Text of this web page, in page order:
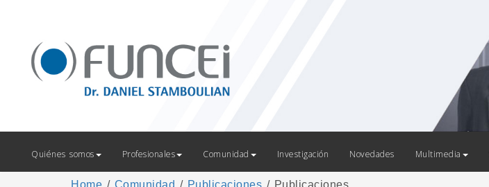
Quiénes somos Profesionales Comunidad Investigación Novedades Multimedia